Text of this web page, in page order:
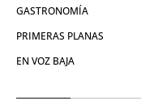
GASTRONOMÍA
PRIMERAS PLANAS
EN VOZ BAJA